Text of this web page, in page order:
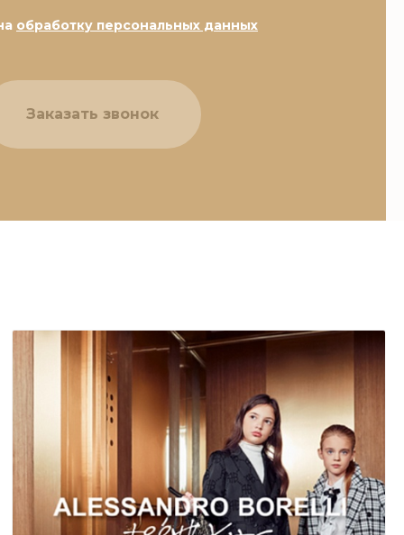
обработку персональных данных
Заказать звонок